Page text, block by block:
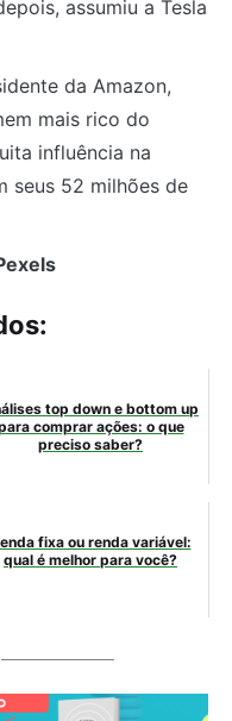
assumiu a Tesla
da Amazon,
mais rico do
influência na
seus 52 milhões de
top down e bottom up
comprar ações: o que
preciso saber?
fixa ou renda variável:
qual é melhor para você?